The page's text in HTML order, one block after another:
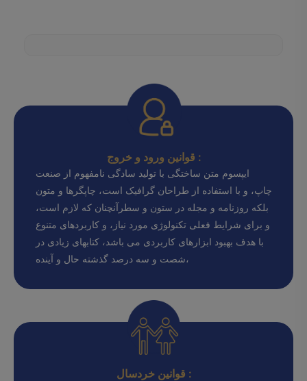
قوانین ورود و خروج :
ایپسوم متن ساختگی با تولید سادگی نامفهوم از صنعت
چاپ، و با استفاده از طراحان گرافیک است، چاپگرها و متون
بلکه روزنامه و مجله در ستون و سطرآنچنان که لازم است،
و برای شرایط فعلی تکنولوژی مورد نیاز، و کاربردهای متنوع
با هدف بهبود ابزارهای کاربردی می باشد، کتابهای زیادی در
شصت و سه درصد گذشته حال و آینده،
قوانین خردسال :